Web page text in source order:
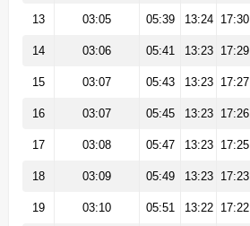
13 03:05 05:39 13:24 17:30
14 03:06 05:41 13:23 17:29
15 03:07 05:43 13:23 17:27
16 03:07 05:45 13:23 17:26
17 03:08 05:47 13:23 17:25
18 03:09 05:49 13:23 17:23
19 03:10 05:51 13:22 17:22